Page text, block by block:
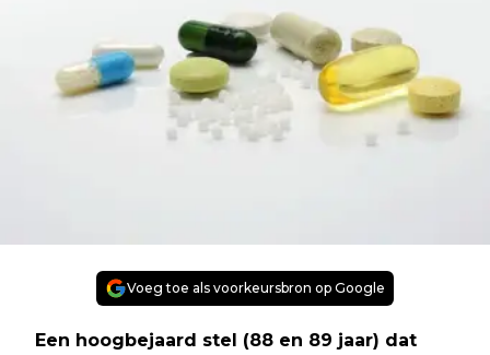
Voeg toe als voorkeursbron op Google
Een hoogbejaard stel (88 en 89 jaar) dat